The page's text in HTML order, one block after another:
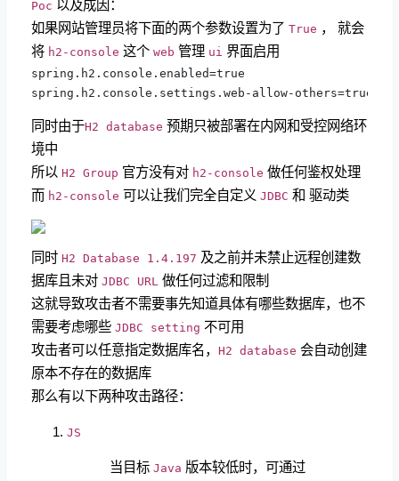
Poc 以及成因：
如果网站管理员将下面的两个参数设置为了 True ， 就会
将 h2-console 这个 web 管理 ui 界面启用
spring.h2.console.enabled=true
spring.h2.console.settings.web-allow-others=true
同时由于H2 database 预期只被部署在内网和受控网络环
境中
所以 H2 Group 官方没有对 h2-console 做任何鉴权处理
而 h2-console 可以让我们完全自定义 JDBC 和 驱动类
同时 H2 Database 1.4.197 及之前并未禁止远程创建数
据库且未对 JDBC URL 做任何过滤和限制
这就导致攻击者不需要事先知道具体有哪些数据库，也不
需要考虑哪些 JDBC setting 不可用
攻击者可以任意指定数据库名， H2 database 会自动创建
原本不存在的数据库
那么有以下两种攻击路径：
JS
当目标 Java 版本较低时，可通过